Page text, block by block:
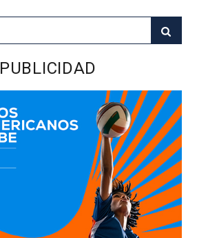
PUBLICIDAD